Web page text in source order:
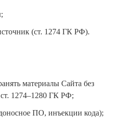
(ст. 1274 ГК РФ).
материалы Сайта без
1274–1280 ГК РФ;
ПО, инъекции кода);